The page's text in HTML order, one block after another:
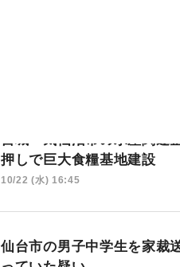
宮城・気仙沼市の水産関
押しで巨大食糧基地建設
10/22 (水) 16:45
仙台市の男子中学生を家